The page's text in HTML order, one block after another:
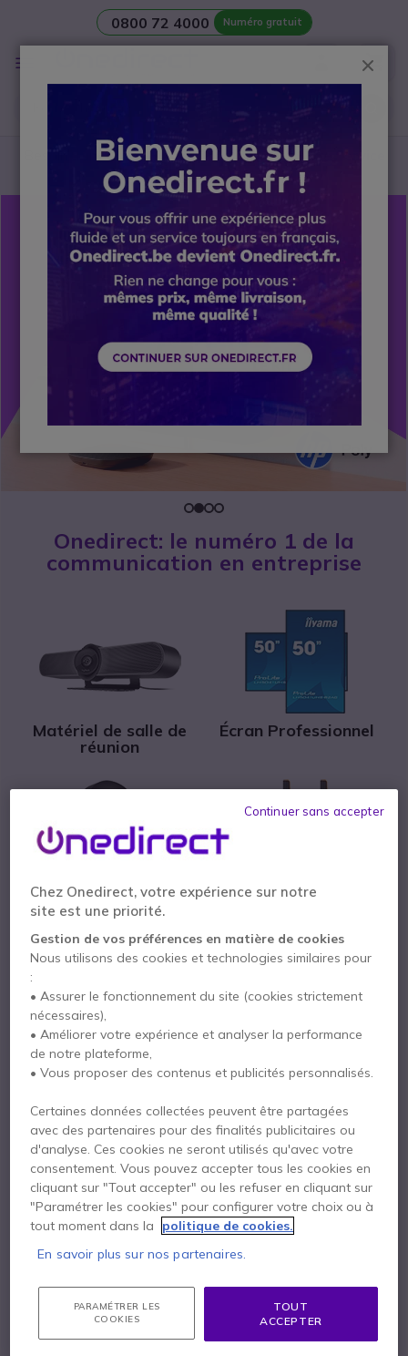
0800 72 4000 Numéro gratuit
Besoin d’unesalle de réunion ? Contactez notre
avant-vente Visio
Onedirect: le numéro 1 de la
communication en entreprise
Matériel de salle de
réunion
Écran Professionnel
Casque Talkie Walkie
Téléphone
Securité Logiciels et licences
TOUT VOIR
Chez Onedirect, votre expérience sur notre
site est une priorité.
Gestion de vos préférences en matière de cookies
Nous utilisons des cookies et technologies similaires pour
:
• Assurer le fonctionnement du site (cookies strictement
nécessaires),
• Améliorer votre expérience et analyser la performance
de notre plateforme,
• Vous proposer des contenus et publicités personnalisés.
Certaines données collectées peuvent être partagées
avec des partenaires pour des finalités publicitaires ou
d'analyse. Ces cookies ne seront utilisés qu'avec votre
consentement. Vous pouvez accepter tous les cookies en
cliquant sur "Tout accepter" ou les refuser en cliquant sur
"Paramétrer les cookies" pour configurer votre choix ou à
tout moment dans la
politique de cookies.
En savoir plus sur nos partenaires.
PARAMÉTRER LES
COOKIES
TOUT
ACCEPTER
Continuer sans accepter